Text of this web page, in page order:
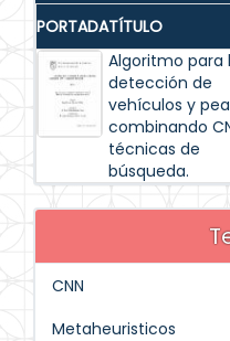
PORTADATÍTULO
Algoritmo para
detección de
vehículos y
combinando
técnicas de
búsqueda.
CNN
Metaheuristicos